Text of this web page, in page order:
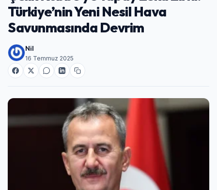
Türkiye’nin Yeni Nesil Hava
Savunmasında Devrim
Nil
16 Temmuz 2025